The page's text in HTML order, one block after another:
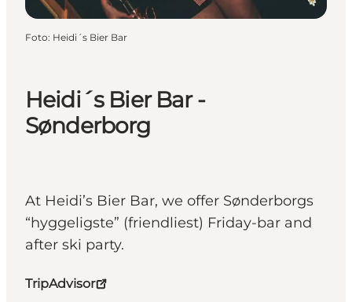
Heidi´s Bier Bar -
Sønderborg
At Heidi’s Bier Bar, we offer Sønderborgs
“hyggeligste” (friendliest) Friday-bar and
after ski party.
TripAdvisor
Foto: Heidi´s Bier Bar